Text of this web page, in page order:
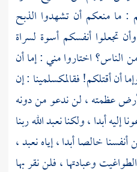
: ما منعكم أن تشهدوا الذبح
تجعلوا أنفسكم أسوة لسراة
الناس؟ اختاروا مني : إما أن
أن أقتلكم! فقالمكسلمينا : إن
عظمته ، لن ندعو من دونه
إليه أبدا ، ولكنا نعبد الله ربنا
خالصا أبدا ، إياه نعبد ،
وعبادتها ، فلن نقر بها